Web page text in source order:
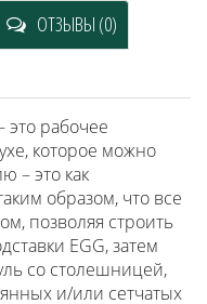
ОТЗЫВЫ (0)
это рабочее
которое можно
– это как
образом, что все
позволяя строить
EGG, затем
со столешницей,
и/или сетчатых